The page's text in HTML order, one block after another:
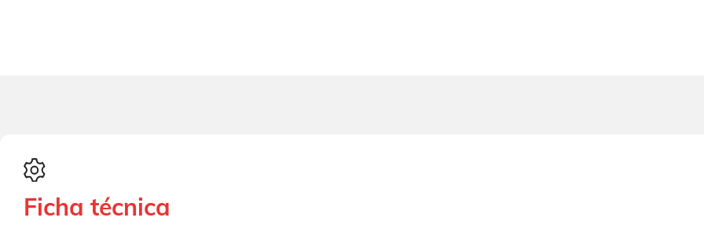
Ficha técnica